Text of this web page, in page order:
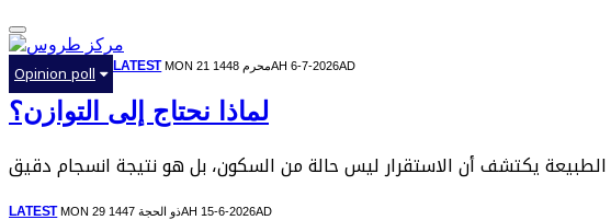
Opinion poll LATEST MON 21 محرم 1448AH 6-7-2026AD
لماذا نحتاج إلى التوازن؟
LATEST MON 29 ذو الحجة 1447AH 15-6-2026AD